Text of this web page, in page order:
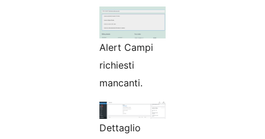
Alert Campi
richiesti
mancanti.
Dettaglio